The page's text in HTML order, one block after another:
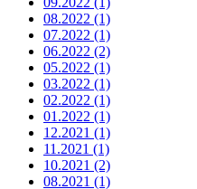
08.2022 (1)
07.2022 (1)
06.2022 (2)
05.2022 (1)
03.2022 (1)
02.2022 (1)
01.2022 (1)
12.2021 (1)
11.2021 (1)
10.2021 (2)
08.2021 (1)